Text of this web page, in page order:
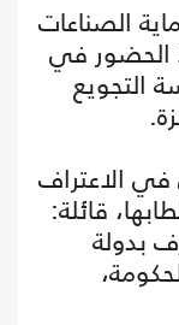
الصناعات
الحضور في
التجويع
الاعتراف
قائلة:
بدولة